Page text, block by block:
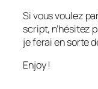
Si vous voulez
script, n’hésitez
je ferai en sorte
Enjoy !